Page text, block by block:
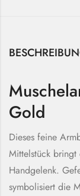
Gold
Dieses feine
Mittelstück bringt
Handgelenk.
symbolisiert die